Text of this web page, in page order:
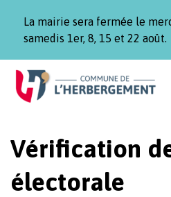
La mairie sera fermée le
samedis 1er, 8, 15 et 22 août.
Aller
Aller
contenu
Aller
pied
Vérification
électorale